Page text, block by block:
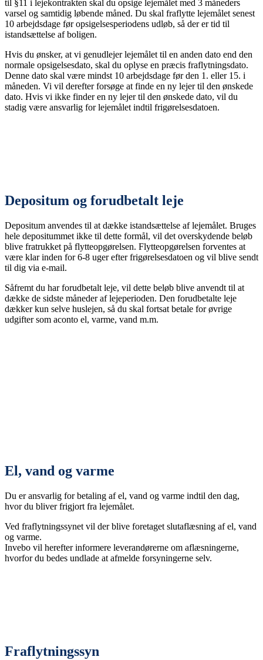
til §11 i lejekontrakten skal du opsige lejemålet med 3 måneders
varsel og samtidig løbende måned. Du skal fraflytte lejemålet senest
10 arbejdsdage før opsigelsesperiodens udløb, så der er tid til
istandsættelse af boligen.
Hvis du ønsker, at vi genudlejer lejemålet til en anden dato end den
normale opsigelsesdato, skal du oplyse en præcis fraflytningsdato.
Denne dato skal være mindst 10 arbejdsdage før den 1. eller 15. i
måneden. Vi vil derefter forsøge at finde en ny lejer til den ønskede
dato. Hvis vi ikke finder en ny lejer til den ønskede dato, vil du
stadig være ansvarlig for lejemålet indtil frigørelsesdatoen.
Depositum og forudbetalt leje
Depositum anvendes til at dække istandsættelse af lejemålet. Bruges
hele depositummet ikke til dette formål, vil det overskydende beløb
blive fratrukket på flytteopgørelsen. Flytteopgørelsen forventes at
være klar inden for 6-8 uger efter frigørelsesdatoen og vil blive sendt
til dig via e-mail.
Såfremt du har forudbetalt leje, vil dette beløb blive anvendt til at
dække de sidste måneder af lejeperioden. Den forudbetalte leje
dækker kun selve huslejen, så du skal fortsat betale for øvrige
udgifter som aconto el, varme, vand m.m.
El, vand og varme
Du er ansvarlig for betaling af el, vand og varme indtil den dag,
hvor du bliver frigjort fra lejemålet.
Ved fraflytningssynet vil der blive foretaget slutaflæsning af el, vand
og varme.
Invebo vil herefter informere leverandørerne om aflæsningerne,
hvorfor du bedes undlade at afmelde forsyningerne selv.
Fraflytningssyn